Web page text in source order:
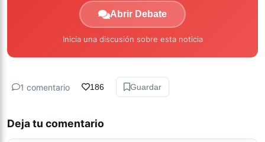
Abrir Debate
Inicia una discusión sobre esta noticia
1 comentario 186 Guardar
Deja tu comentario